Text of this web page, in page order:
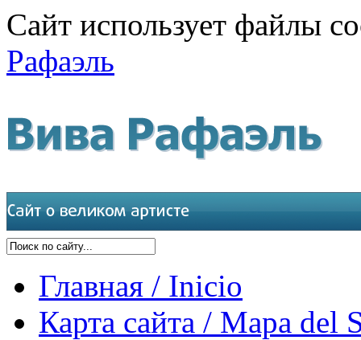
Сайт использует файлы
Рафаэль
Главная / Inicio
Карта сайта / Mapa del